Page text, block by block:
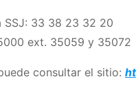
SSJ: 33 38 23 32 20
ext. 35059 y 35072
consultar el sitio: